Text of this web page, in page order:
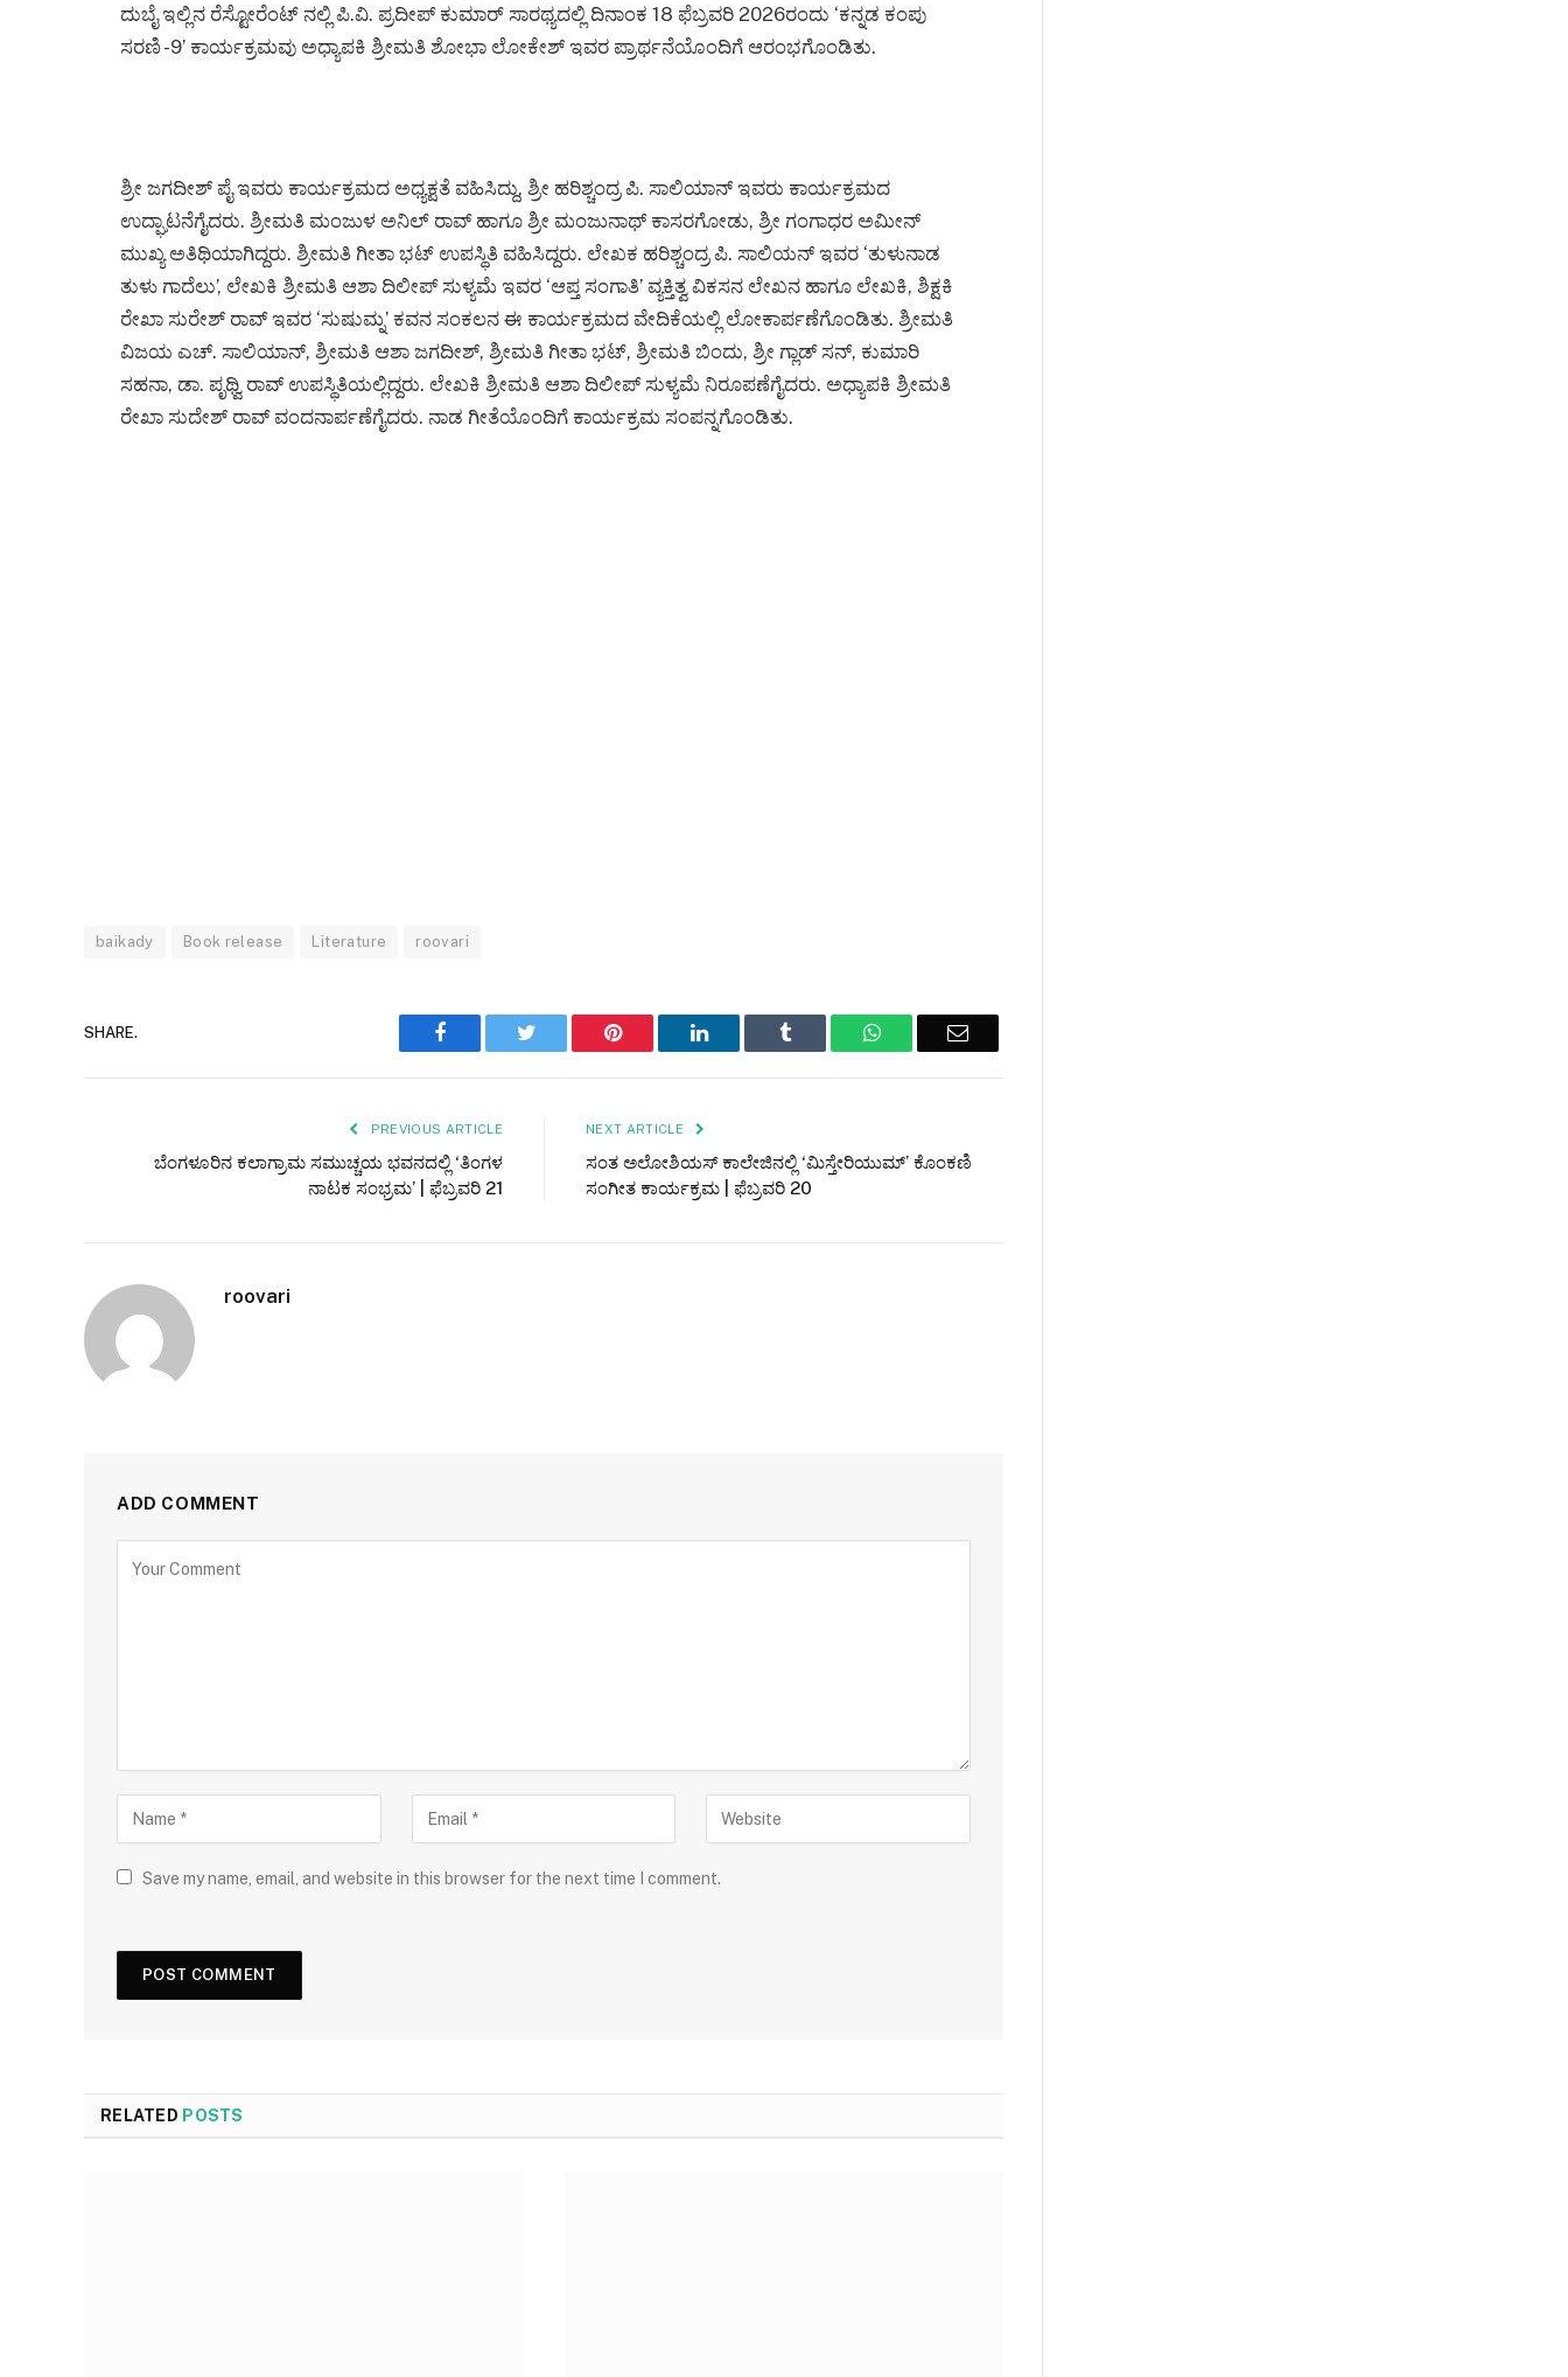
ದುಬೈ ಇಲ್ಲಿನ ರೆಸ್ಟೋರೆಂಟ್ ನಲ್ಲಿ ಪಿ.ವಿ. ಪ್ರದೀಪ್ ಕುಮಾರ್ ಸಾರಥ್ಯದಲ್ಲಿ ದಿನಾಂಕ 18 ಫೆಬ್ರವರಿ 2026ರಂದು ‘ಕನ್ನಡ ಕಂಪು
ಸರಣಿ -9’ ಕಾರ್ಯಕ್ರಮವು ಅಧ್ಯಾಪಕಿ ಶ್ರೀಮತಿ ಶೋಭಾ ಲೋಕೇಶ್ ಇವರ ಪ್ರಾರ್ಥನೆಯೊಂದಿಗೆ ಆರಂಭಗೊಂಡಿತು.
ಶ್ರೀ ಜಗದೀಶ್ ಪೈ ಇವರು ಕಾರ್ಯಕ್ರಮದ ಅಧ್ಯಕ್ಷತೆ ವಹಿಸಿದ್ದು, ಶ್ರೀ ಹರಿಶ್ಚಂದ್ರ ಪಿ. ಸಾಲಿಯಾನ್ ಇವರು ಕಾರ್ಯಕ್ರಮದ
ಉದ್ಘಾಟನೆಗೈದರು. ಶ್ರೀಮತಿ ಮಂಜುಳ ಅನಿಲ್ ರಾವ್ ಹಾಗೂ ಶ್ರೀ ಮಂಜುನಾಥ್ ಕಾಸರಗೋಡು, ಶ್ರೀ ಗಂಗಾಧರ ಅಮೀನ್
ಮುಖ್ಯ ಅತಿಥಿಯಾಗಿದ್ದರು. ಶ್ರೀಮತಿ ಗೀತಾ ಭಟ್ ಉಪಸ್ಥಿತಿ ವಹಿಸಿದ್ದರು. ಲೇಖಕ ಹರಿಶ್ಚಂದ್ರ ಪಿ. ಸಾಲಿಯನ್ ಇವರ ‘ತುಳುನಾಡ
ತುಳು ಗಾದೆಲು’, ಲೇಖಕಿ ಶ್ರೀಮತಿ ಆಶಾ ದಿಲೀಪ್ ಸುಳ್ಯಮೆ ಇವರ ‘ಆಪ್ತ ಸಂಗಾತಿ’ ವ್ಯಕ್ತಿತ್ವ ವಿಕಸನ ಲೇಖನ ಹಾಗೂ ಲೇಖಕಿ, ಶಿಕ್ಷಕಿ
ರೇಖಾ ಸುರೇಶ್ ರಾವ್ ಇವರ ‘ಸುಷುಮ್ನ’ ಕವನ ಸಂಕಲನ ಈ ಕಾರ್ಯಕ್ರಮದ ವೇದಿಕೆಯಲ್ಲಿ ಲೋಕಾರ್ಪಣೆಗೊಂಡಿತು. ಶ್ರೀಮತಿ
ವಿಜಯ ಎಚ್. ಸಾಲಿಯಾನ್, ಶ್ರೀಮತಿ ಆಶಾ ಜಗದೀಶ್, ಶ್ರೀಮತಿ ಗೀತಾ ಭಟ್, ಶ್ರೀಮತಿ ಬಿಂದು, ಶ್ರೀ ಗ್ಲಾಡ್ ಸನ್, ಕುಮಾರಿ
ಸಹನಾ, ಡಾ. ಪೃಥ್ವಿ ರಾವ್ ಉಪಸ್ಥಿತಿಯಲ್ಲಿದ್ದರು. ಲೇಖಕಿ ಶ್ರೀಮತಿ ಆಶಾ ದಿಲೀಪ್ ಸುಳ್ಯಮೆ ನಿರೂಪಣೆಗೈದರು. ಅಧ್ಯಾಪಕಿ ಶ್ರೀಮತಿ
ರೇಖಾ ಸುದೇಶ್ ರಾವ್ ವಂದನಾರ್ಪಣೆಗೈದರು. ನಾಡ ಗೀತೆಯೊಂದಿಗೆ ಕಾರ್ಯಕ್ರಮ ಸಂಪನ್ನಗೊಂಡಿತು.
baikady Book release Literature roovari
SHARE. Facebook Twitter Pinterest LinkedIn Tumblr WhatsAppEmail
PREVIOUS ARTICLE
ಬೆಂಗಳೂರಿನ ಕಲಾಗ್ರಾಮ ಸಮುಚ್ಚಯ ಭವನದಲ್ಲಿ ‘ತಿಂಗಳ
ನಾಟಕ ಸಂಭ್ರಮ’ | ಫೆಬ್ರವರಿ 21
NEXT ARTICLE
ಸಂತ ಅಲೋಶಿಯಸ್ ಕಾಲೇಜಿನಲ್ಲಿ ‘ಮಿಸ್ತೇರಿಯುಮ್’ ಕೊಂಕಣಿ
ಸಂಗೀತ ಕಾರ್ಯಕ್ರಮ | ಫೆಬ್ರವರಿ 20
roovari
ADD COMMENT
Save my name, email, and website in this browser for the next time I comment.
RELATED POSTS